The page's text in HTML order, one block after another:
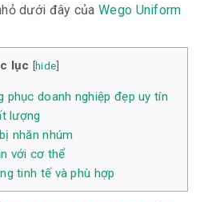
dưới đây củaWego Uniform
lục [hide]
phục doanh nghiệp đẹp uy tín
lượng
nhăn nhúm
với cơ thể
tinh tế và phù hợp